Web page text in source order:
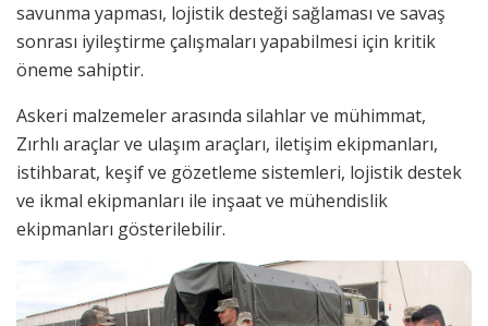
savunma yapması, lojistik desteği sağlaması ve savaş
sonrası iyileştirme çalışmaları yapabilmesi için kritik
öneme sahiptir.
Askeri malzemeler arasında silahlar ve mühimmat,
Zırhlı araçlar ve ulaşım araçları, iletişim ekipmanları,
istihbarat, keşif ve gözetleme sistemleri, lojistik destek
ve ikmal ekipmanları ile inşaat ve mühendislik
ekipmanları gösterilebilir.